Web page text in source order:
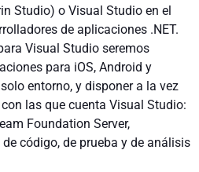
Studio) o Visual Studio en el
de aplicaciones .NET.
Visual Studio seremos
para iOS, Android y
entorno, y disponer a la vez
las que cuenta Visual Studio:
Foundation Server,
código, de prueba y de análisis